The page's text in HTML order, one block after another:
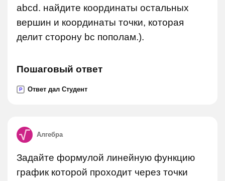
abcd. найдите координаты остальных
вершин и координаты точки, которая
делит сторону bc пополам.).
Пошаговый ответ
P Ответ дал Студент
Алгебра
Задайте формулой линейную функцию
график которой проходит через точки